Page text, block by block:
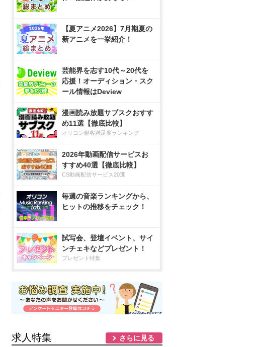
【夏アニメ2026】7月期夏の
新アニメを一挙紹介！
芸能界を志す10代～20代を
応援！オーディション・スク
ール情報はDeview
漫画読み放題サブスクおすす
め11選【徹底比較】
オリコン顧客満足度ランキング
2026年動画配信サービスお
すすめ40選【徹底比較】
CS動画配信サービス20選
毎週の音楽ランキングから、
ヒットの推移をチェック！
試写会、登壇イベント、サイ
ンチェキなどプレゼント！
プレゼント特集
求人特集 さらに見る